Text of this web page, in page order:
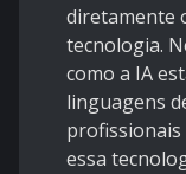
diretamente
tecnologia.
como a IA
linguagens
essa